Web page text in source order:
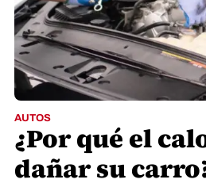
AUTOS
¿Por qué el
dañar su